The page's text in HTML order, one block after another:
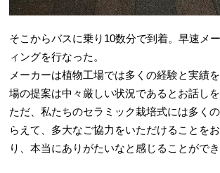
そこからバスに乗り10数分で到着。早速メ
ィングを行なった。
メーカーは植物工場では多くの経験と実績
場の提案は中々厳しい状況であるとお話しを
ただ、私たちのセラミック栽培式には多く
らえて、多大なご協力をいただけることを
り、本当にありがたいなと感じることができ